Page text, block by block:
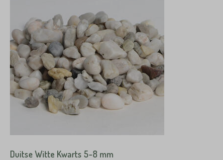
Duitse Witte Kwarts 5-8 mm